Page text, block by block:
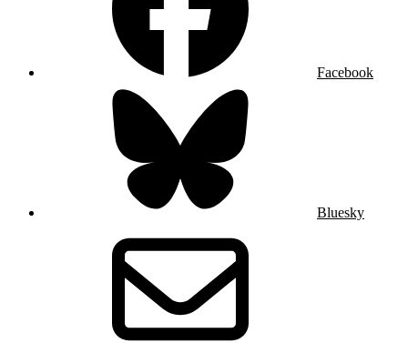
Facebook
Bluesky